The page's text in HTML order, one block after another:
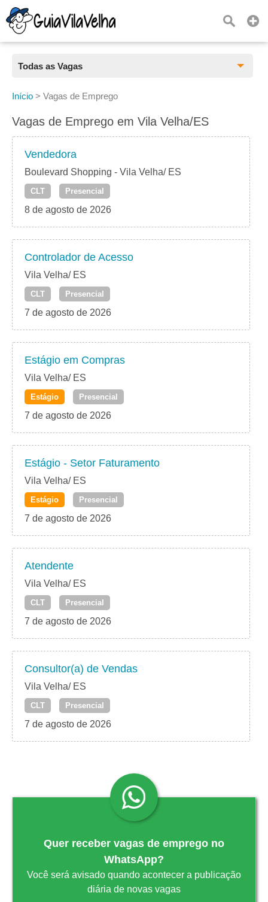
Todas as Vagas
Todas as Vagas
CLT
Freelancer
PJ
Início > Vagas de Emprego
Vagas de Emprego em Vila Velha/ES
Vendedora
Boulevard Shopping - Vila Velha/ ES
CLT Presencial
8 de agosto de 2026
Controlador de Acesso
Vila Velha/ ES
CLT Presencial
7 de agosto de 2026
Estágio em Compras
Vila Velha/ ES
Estágio Presencial
7 de agosto de 2026
Estágio - Setor Faturamento
Vila Velha/ ES
Estágio Presencial
7 de agosto de 2026
Atendente
Vila Velha/ ES
CLT Presencial
7 de agosto de 2026
Consultor(a) de Vendas
Vila Velha/ ES
CLT Presencial
7 de agosto de 2026
Quer receber vagas de emprego no
WhatsApp?
Você será avisado quando acontecer a publicação
diária de novas vagas